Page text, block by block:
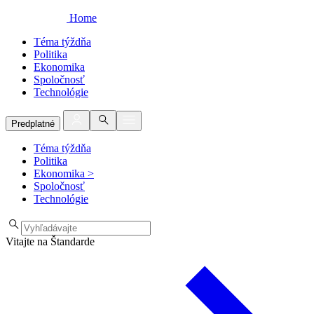
Home
Téma týždňa
Politika
Ekonomika
Spoločnosť
Technológie
Predplatné
Téma týždňa
Politika
Ekonomika >
Spoločnosť
Technológie
Vitajte na Štandarde